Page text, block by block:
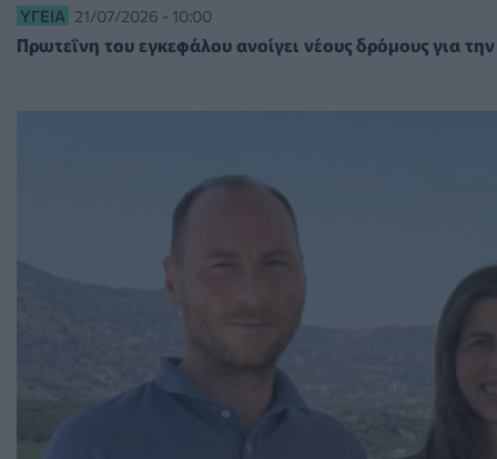
ΥΓΕΊΑ 21/07/2026 - 10:00
Πρωτεΐνη του εγκεφάλου ανοίγει νέους δρόμους για